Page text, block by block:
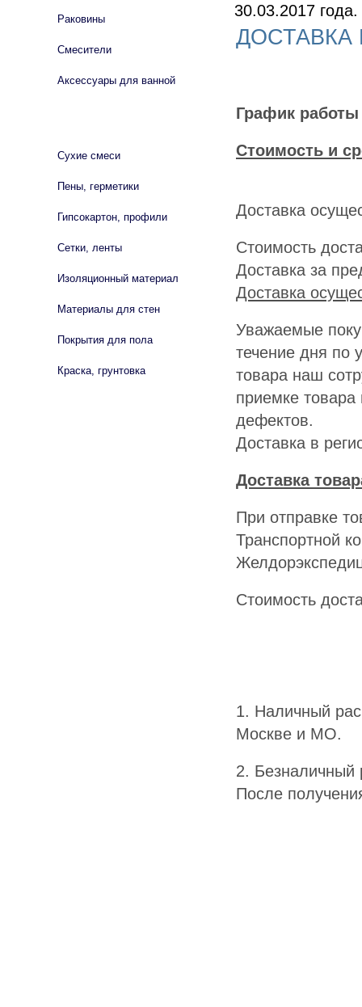
30.03.2017 года.
ДОСТАВКА
График работы
Стоимость и
Доставка
Стоимость
Доставка за
Доставка
Уважаемые
течение дня по
товара наш
приемке товара
дефектов.
Доставка в
Доставка
При отправке
Транспортной
Стоимость
1. Наличный
Москве и МО.
2. Безналичный
После
Раковины
Смесители
Аксессуары для ванной
Сухие смеси
Пены, герметики
Гипсокартон, профили
Сетки, ленты
Изоляционный материал
Материалы для стен
Покрытия для пола
Краска, грунтовка